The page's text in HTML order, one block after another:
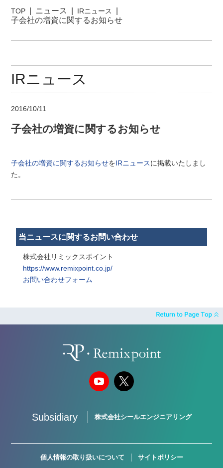
TOP ニュース IRニュース
子会社の増資に関するお知らせ
IRニュース
2016/10/11
子会社の増資に関するお知らせ
子会社の増資に関するお知らせをIRニュースに掲載いたしまし
た。
当ニュースに関するお問い合わせ
株式会社リミックスポイント
https://www.remixpoint.co.jp/
お問い合わせフォーム
Subsidiary 株式会社シールエンジニアリング
個人情報の取り扱いについて サイトポリシー